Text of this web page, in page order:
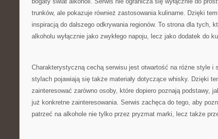
trunków, ale pokazuje również zastosowania kulinarne. Dzięki
inspiracją do dalszego odkrywania regionów. To strona dla tych,
alkoholu wyłącznie jako zwykłego napoju, lecz jako dodatek do
Charakterystyczną cechą serwisu jest otwartość na różne style i
stylach pojawiają się także materiały dotyczące whisky. Dzięki
zainteresować zarówno osoby, które dopiero poznają podstawy,
już konkretne zainteresowania. Serwis zachęca do tego, aby
patrzeć na alkohole nie tylko przez pryzmat marki, lecz także